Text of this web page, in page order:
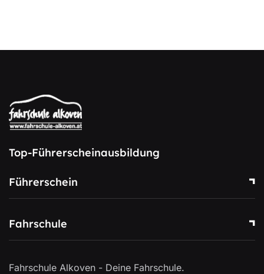
Top-Führerscheinausbildung
Führerschein
Fahrschule
Fahrschule Alkoven - Deine Fahrschule.